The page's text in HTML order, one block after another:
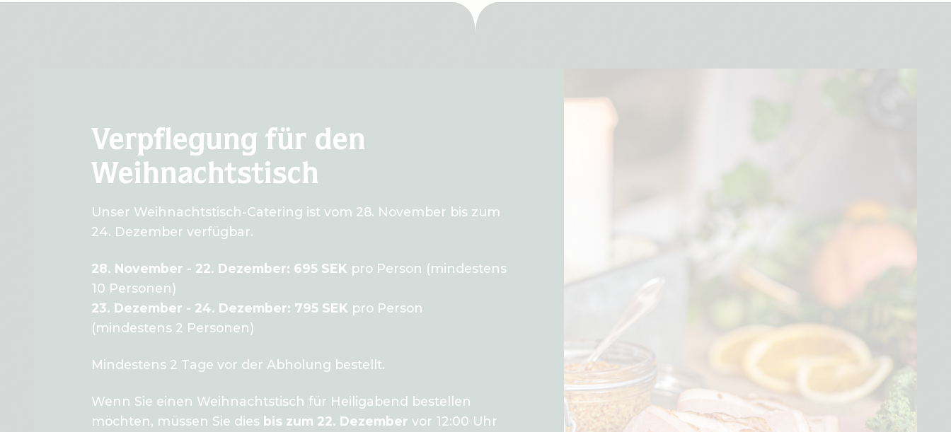
Verpflegung für den
Weihnachtstisch
Unser Weihnachtstisch-Catering ist vom 28. November bis zum
24. Dezember verfügbar.
28. November - 22. Dezember: 695 SEK pro Person (mindestens
10 Personen)
23. Dezember - 24. Dezember: 795 SEK pro Person
(mindestens 2 Personen)
Mindestens 2 Tage vor der Abholung bestellt.
Wenn Sie einen Weihnachtstisch für Heiligabend bestellen
möchten, müssen Sie diesbis zum 22. Dezember vor 12:00 Uhr